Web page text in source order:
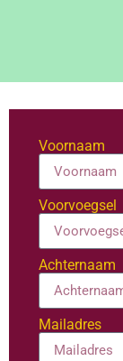
Voornaam
Voorvoegsel
Achternaam
Mailadres